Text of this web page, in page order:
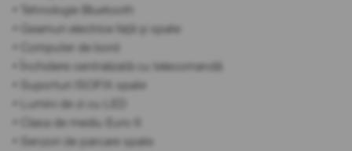
• Tehnologie Bluetooth
• Geamuri electrice față și spate
• Computer de bord
• Închidere centralizată cu telecomandă
• Suporturi ISOFIX spate
• Lumini de zi cu LED
• Clasa de mediu Euro 6
• Senzori de parcare spate